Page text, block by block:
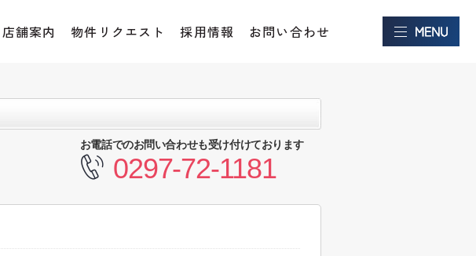
店舗案内 物件リクエスト 採用情報 お問い合わせ
お電話でのお問い合わせも受け付けております
0297-72-1181